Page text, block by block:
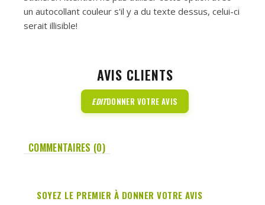
un autocollant couleur s'il y a du texte dessus, celui-ci
serait illisible!
AVIS CLIENTS
EDITDONNER VOTRE AVIS
COMMENTAIRES (0)
SOYEZ LE PREMIER À DONNER VOTRE AVIS